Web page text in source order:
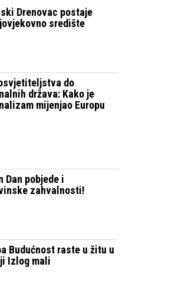
Drenovac postaje
središte
do
država: Kako je
mijenjao Europu
Dan pobjede i
zahvalnosti!
Budućnost raste u žitu u
Izlog mali